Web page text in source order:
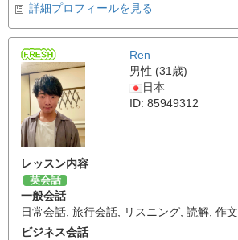
詳細プロフィールを見る
Ren
男性 (31歳)
日本
ID: 85949312
レッスン内容
英会話
一般会話
日常会話 旅行会話 リスニング 読解 作文
ビジネス会話